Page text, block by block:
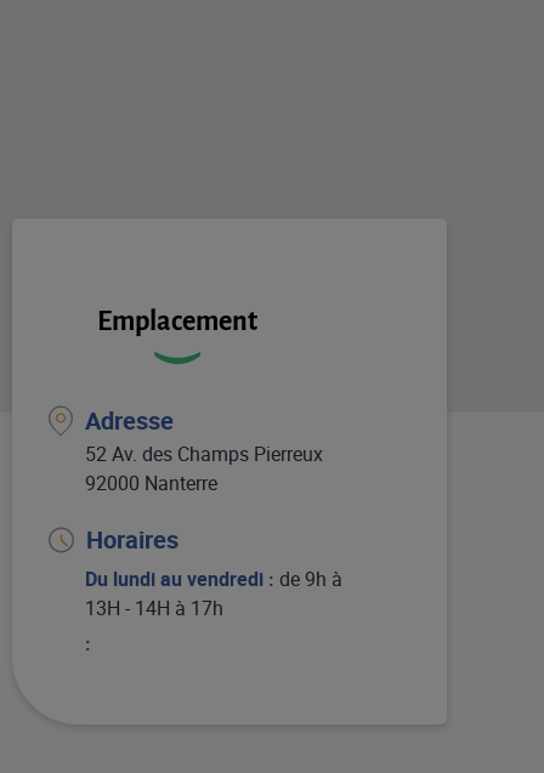
Emplacement
Adresse
52 Av. des Champs Pierreux
92000 Nanterre
Horaires
Du lundi au vendredi : de 9h à
13H - 14H à 17h
: